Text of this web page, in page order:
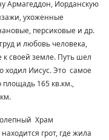
Армагеддон, Иорданскую
ухоженные
персиковые и др.
и любовь человека,
своей земле. Путь шел
ходил Иисус. Это самое
площадь 165 кв.км.,
Храм
грот, где жила